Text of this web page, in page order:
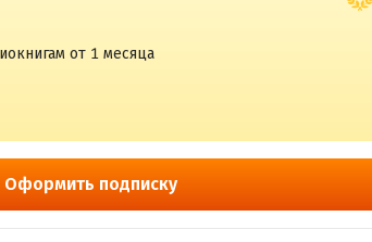
от 1 месяца
Оформить подписку